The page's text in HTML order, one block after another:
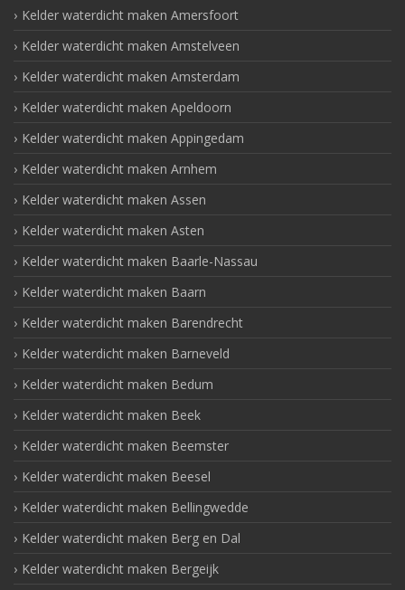
Kelder waterdicht maken Amersfoort
Kelder waterdicht maken Amstelveen
Kelder waterdicht maken Amsterdam
Kelder waterdicht maken Apeldoorn
Kelder waterdicht maken Appingedam
Kelder waterdicht maken Arnhem
Kelder waterdicht maken Assen
Kelder waterdicht maken Asten
Kelder waterdicht maken Baarle-Nassau
Kelder waterdicht maken Baarn
Kelder waterdicht maken Barendrecht
Kelder waterdicht maken Barneveld
Kelder waterdicht maken Bedum
Kelder waterdicht maken Beek
Kelder waterdicht maken Beemster
Kelder waterdicht maken Beesel
Kelder waterdicht maken Bellingwedde
Kelder waterdicht maken Berg en Dal
Kelder waterdicht maken Bergeijk